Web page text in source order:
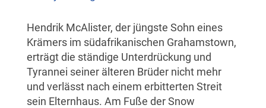
Hendrik McAlister, der jüngste Sohn eines
Krämers im südafrikanischen Grahamstown,
erträgt die ständige Unterdrückung und
Tyrannei seiner älteren Brüder nicht mehr
und verlässt nach einem erbitterten Streit
sein Elternhaus. Am Fuße der Snow